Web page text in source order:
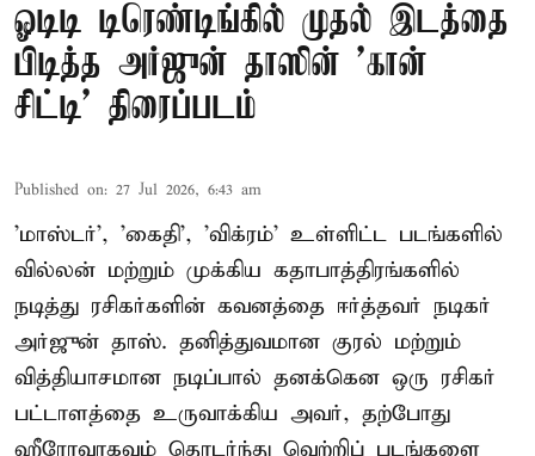
ஓடிடி டிரெண்டிங்கில் முதல் இடத்தை
பிடித்த அர்ஜுன் தாஸின் 'கான்
சிட்டி' திரைப்படம்
Published on: 27 Jul 2026, 6:43 am
'மாஸ்டர்', 'கைதி', 'விக்ரம்' உள்ளிட்ட படங்களில்
வில்லன் மற்றும் முக்கிய கதாபாத்திரங்களில்
நடித்து ரசிகர்களின் கவனத்தை ஈர்த்தவர் நடிகர்
அர்ஜுன் தாஸ். தனித்துவமான குரல் மற்றும்
வித்தியாசமான நடிப்பால் தனக்கென ஒரு ரசிகர்
பட்டாளத்தை உருவாக்கிய அவர், தற்போது
ஹீரோவாகவும் தொடர்ந்து வெற்றிப் படங்களை